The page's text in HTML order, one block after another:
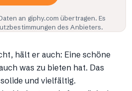
an giphy.com übertragen. Es
des Anbieters.
hält er auch: Eine schöne
was zu bieten hat. Das
und vielfältig.